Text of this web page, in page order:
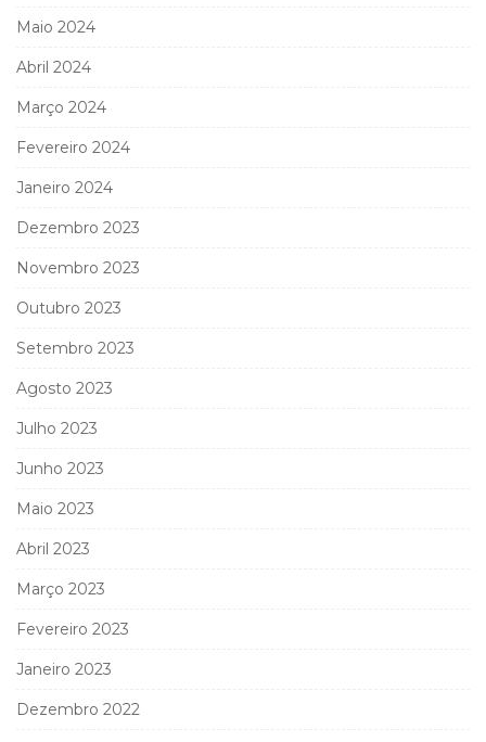
Maio 2024
Abril 2024
Março 2024
Fevereiro 2024
Janeiro 2024
Dezembro 2023
Novembro 2023
Outubro 2023
Setembro 2023
Agosto 2023
Julho 2023
Junho 2023
Maio 2023
Abril 2023
Março 2023
Fevereiro 2023
Janeiro 2023
Dezembro 2022